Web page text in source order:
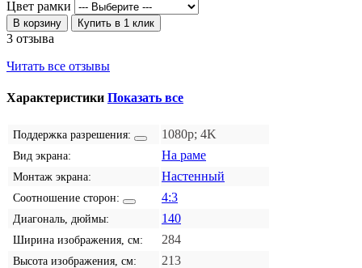
Цвет рамки
В корзину Купить в 1 клик
3 отзыва
Читать все отзывы
Характеристики Показать все
Поддержка разрешения: 1080p; 4K
Вид экрана: На раме
Монтаж экрана: Настенный
Соотношение сторон: 4:3
Диагональ, дюймы: 140
Ширина изображения, см: 284
Высота изображения, см: 213